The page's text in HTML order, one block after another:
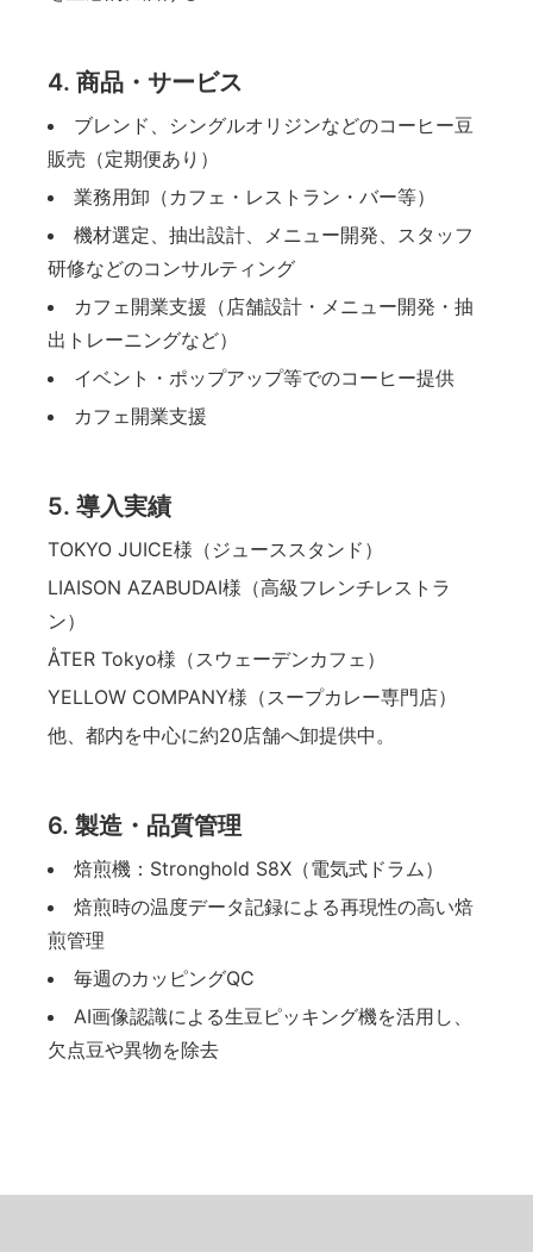
4. 商品・サービス
ブレンド、シングルオリジンなどのコーヒー豆
販売（定期便あり）
業務用卸（カフェ・レストラン・バー等）
機材選定、抽出設計、メニュー開発、スタッフ
研修などのコンサルティング
カフェ開業支援（店舗設計・メニュー開発・抽
出トレーニングなど）
イベント・ポップアップ等でのコーヒー提供
カフェ開業支援
5. 導入実績
TOKYO JUICE様（ジューススタンド）
LIAISON AZABUDAI様（高級フレンチレストラ
ン）
ÅTER Tokyo様（スウェーデンカフェ）
YELLOW COMPANY様（スープカレー専門店）
他、都内を中心に約20店舗へ卸提供中。
6. 製造・品質管理
焙煎機：Stronghold S8X（電気式ドラム）
焙煎時の温度データ記録による再現性の高い焙
煎管理
毎週のカッピングQC
AI画像認識による生豆ピッキング機を活用し、
欠点豆や異物を除去